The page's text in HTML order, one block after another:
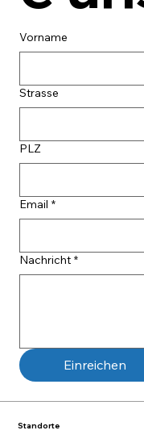
Vorname
Strasse
PLZ
Email *
Nachricht *
Einreichen
Standorte